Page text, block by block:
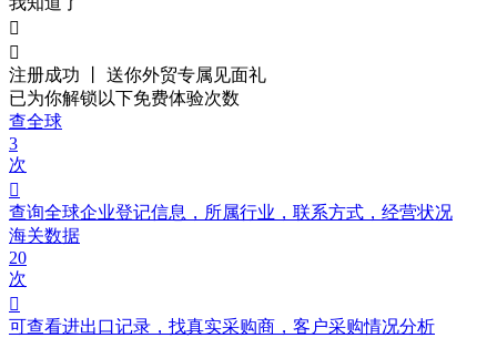


注册成功 丨 送你外贸专属见面礼
已为你解锁以下免费体验次数
查全球
3
次

查询全球企业登记信息，所属行业，联系方式，经营状况
海关数据
20
次

可查看进出口记录，找真实采购商，客户采购情况分析